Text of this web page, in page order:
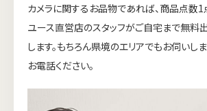
カメラに関するお品物であれば、商品点数1
ユース直営店のスタッフがご自宅まで無料
します。もちろん県境のエリアでもお伺いし
お電話ください。